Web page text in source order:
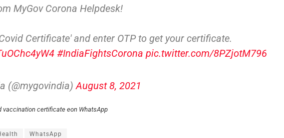
MyGov Corona Helpdesk!
Certificate' and enter OTP to get your certificate.
#IndiaFightsCorona pic.twitter.com/8PZjotM796
(@mygovindia) August 8, 2021
vaccination certificate eon WhatsApp
WhatsApp